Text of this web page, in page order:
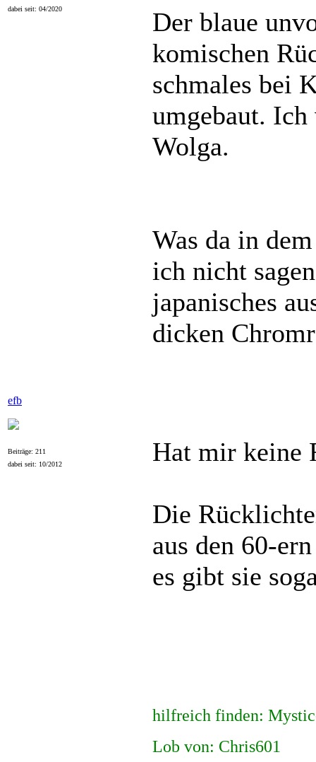
dabei seit: 04/2020
Der blaue
komischen
schmales bei
umgebaut.
Wolga.
Was da in
ich nicht
japanisches
dicken
efb
Beiträge: 211
dabei seit: 10/2012
Hat mir keine
Die
aus den 60-
es gibt sie
hilfreich finden:
Lob von: Chris601